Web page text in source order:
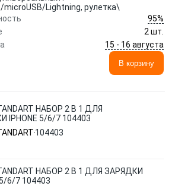
microUSB/Lightning, рулетка\
95%
2 шт.
15 - 16 августа
В корзину
НАБОР 2 В 1 ДЛЯ
IPHONE 5/6/7 104403
104403
НАБОР 2 В 1 ДЛЯ ЗАРЯДКИ
5/6/7 104403